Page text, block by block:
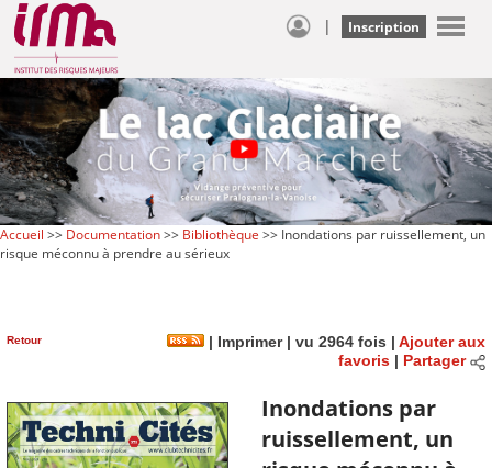
| Inscription
Accueil >> Documentation>> Bibliothèque >> Inondations par ruissellement, un
risque méconnu à prendre au sérieux
Retour | Imprimer| vu 2964 fois | Ajouter aux
favoris| Partager
Inondations par
ruissellement, un